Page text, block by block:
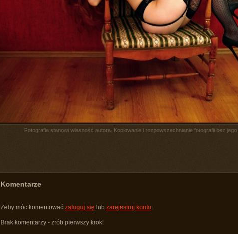
Fotografia stanowi własność autora. Kopiowanie i rozpowszechnianie fotografii bez
Komentarze
Żeby móc komentować zaloguj się lub zarejestruj konto.
Brak komentarzy - zrób pierwszy krok!